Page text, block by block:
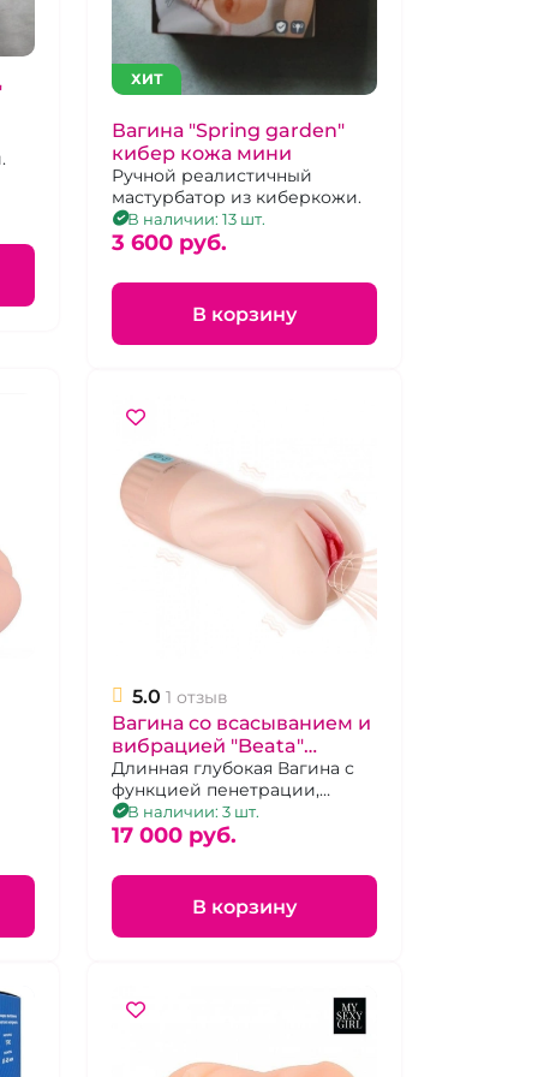
ХИТ
Вагина "Spring garden"
кибер кожа мини
Ручной реалистичный
мастурбатор из киберкожи.
В наличии: 13 шт.
3 600 pуб.
В корзину
5.0 1 отзыв
Вагина со всасыванием и
вибрацией "Beata"
Suctroker кибер кожа
Длинная глубокая Вагина с
функцией пенетрации,
вакуумом и вибрацией.
Ярко-розовые губки
В наличии: 3 шт.
17 000 pуб.
В корзину